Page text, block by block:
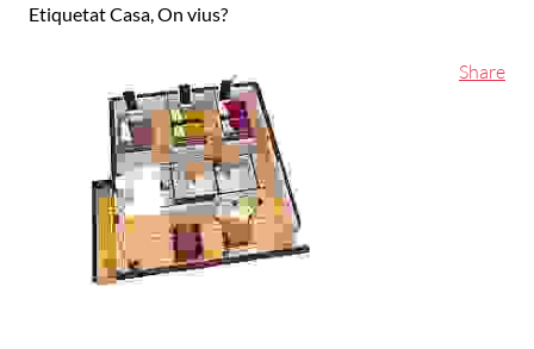
EtiquetatCasa,On vius?
Share